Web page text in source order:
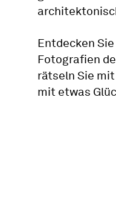
Entdecken
Fotografien
rätseln Sie mit
mit etwas